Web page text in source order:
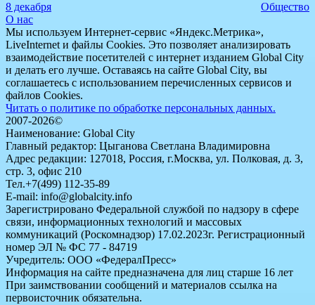
8 декабря
Общество
О нас
Мы используем Интернет-сервис «Яндекс.Метрика»,
LiveInternet и файлы Cookies. Это позволяет анализировать
взаимодействие посетителей с интернет изданием Global City
и делать его лучше. Оставаясь на сайте Global City, вы
соглашаетесь с использованием перечисленных сервисов и
файлов Cookies.
Читать о политике по обработке персональных данных.
2007-2026©
Наименование: Global City
Главный редактор: Цыганова Светлана Владимировна
Адрес редакции: 127018, Россия, г.Москва, ул. Полковая, д. 3,
стр. 3, офис 210
Тел.+7(499) 112-35-89
E-mail: info@globalcity.info
Зарегистрировано Федеральной службой по надзору в сфере
связи, информационных технологий и массовых
коммуникаций (Роскомнадзор) 17.02.2023г. Регистрационный
номер ЭЛ № ФС 77 - 84719
Учредитель: ООО «ФедералПресс»
Информация на сайте предназначена для лиц старше 16 лет
При заимствовании сообщений и материалов ссылка на
первоисточник обязательна.